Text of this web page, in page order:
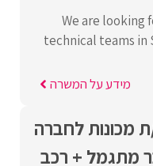
We are looking
technical teams in
מידע על המשרה
מכונות לחברה
מתגמל + רכב